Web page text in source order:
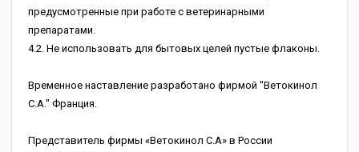
предусмотренные при работе с ветеринарными
препаратами.
4.2. Не использовать для бытовых целей пустые флаконы.
Временное наставление разработано фирмой "Ветокинол
С.А." Франция.
Представитель фирмы «Ветокинол С.А» в России